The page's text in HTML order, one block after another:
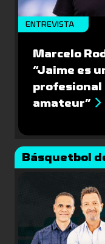
ENTREVISTA
Marcelo
“Jaime es
profesional
amateur”
Básquetbol